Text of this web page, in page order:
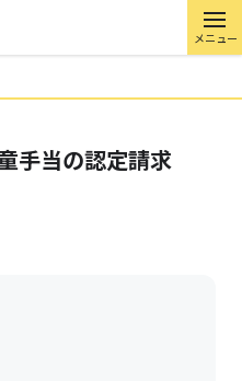
メニュー
手当の認定請求